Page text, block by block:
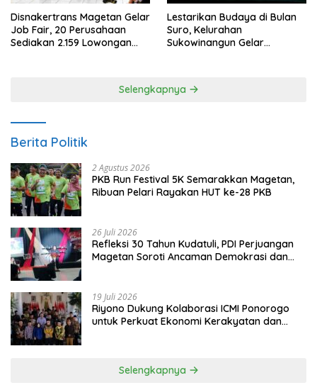
Disnakertrans Magetan Gelar
Job Fair, 20 Perusahaan
Sediakan 2.159 Lowongan
Lestarikan Budaya di Bulan
Suro, Kelurahan
Sukowinangun Gelar
Selengkapnya
Berita Politik
2 Agustus 2026
PKB Run Festival 5K Semarakkan Magetan,
Ribuan Pelari Rayakan HUT ke-28 PKB
26 Juli 2026
Refleksi 30 Tahun Kudatuli, PDI Perjuangan
Magetan Soroti Ancaman Demokrasi dan
19 Juli 2026
Riyono Dukung Kolaborasi ICMI Ponorogo
untuk Perkuat Ekonomi Kerakyatan dan
Selengkapnya